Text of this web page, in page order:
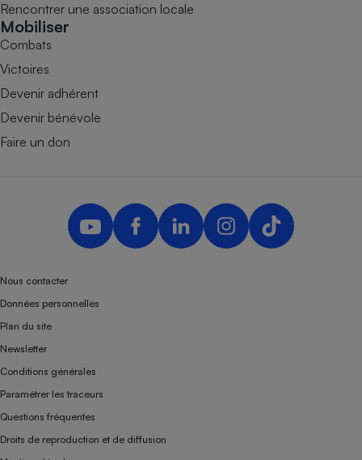
Rencontrer une association locale
Mobiliser
Combats
Victoires
Devenir adhérent
Devenir bénévole
Faire un don
Nous contacter
Données personnelles
Plan du site
Newsletter
Conditions générales
Paramétrer les traceurs
Questions fréquentes
Droits de reproduction et de diffusion